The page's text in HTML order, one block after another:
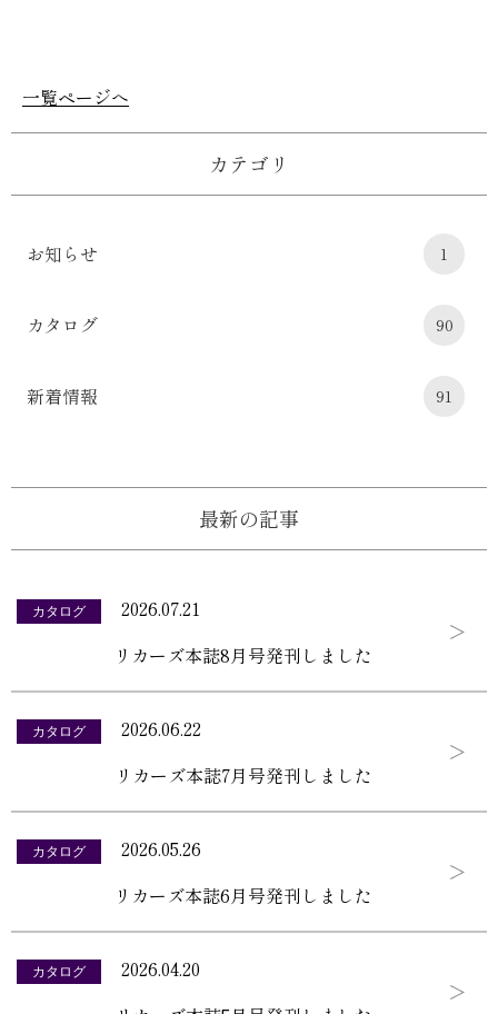
一覧ページへ
カテゴリ
お知らせ 1
カタログ 90
新着情報 91
最新の記事
カタログ
2026.07.21
リカーズ本誌8月号発刊しました
カタログ
2026.06.22
リカーズ本誌7月号発刊しました
カタログ
2026.05.26
リカーズ本誌6月号発刊しました
カタログ
2026.04.20